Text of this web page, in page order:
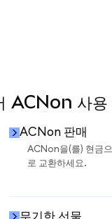
사용
ACNon 판매
ACNon을(를) 현금으
로 교환하세요.
무기한 선물